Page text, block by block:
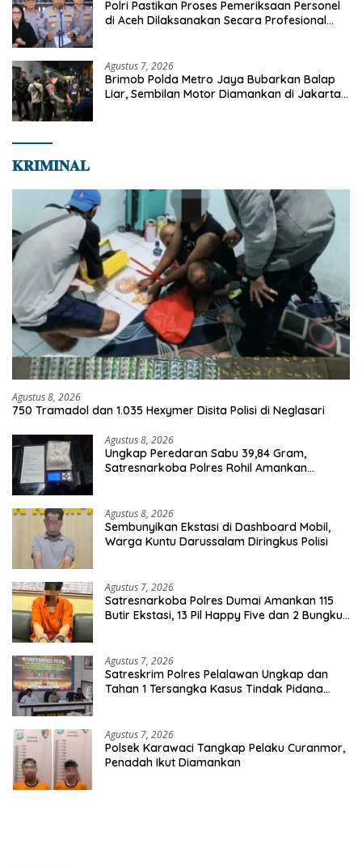
Polri Pastikan Proses Pemeriksaan Personel
di Aceh Dilaksanakan Secara Profesional
Agustus 7, 2026
Brimob Polda Metro Jaya Bubarkan Balap
Liar, Sembilan Motor Diamankan di Jakarta
𝐊𝐑𝐈𝐌𝐈𝐍𝐀𝐋
Agustus 8, 2026
750 Tramadol dan 1.035 Hexymer Disita Polisi di Neglasari
Agustus 8, 2026
Ungkap Peredaran Sabu 39,84 Gram,
Satresnarkoba Polres Rohil Amankan
Agustus 8, 2026
Sembunyikan Ekstasi di Dashboard Mobil,
Warga Kuntu Darussalam Diringkus Polisi
Agustus 7, 2026
Satresnarkoba Polres Dumai Amankan 115
Butir Ekstasi, 13 Pil Happy Five dan 2 Bungkus
Agustus 7, 2026
Satreskrim Polres Pelalawan Ungkap dan
Tahan 1 Tersangka Kasus Tindak Pidana
Agustus 7, 2026
Polsek Karawaci Tangkap Pelaku Curanmor,
Penadah Ikut Diamankan